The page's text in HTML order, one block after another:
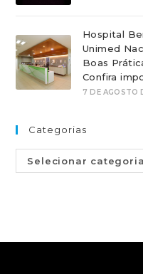
Hospital
Unimed
Boas
Confira
7 DE AGOSTO
Categorias
Selecionar categoria